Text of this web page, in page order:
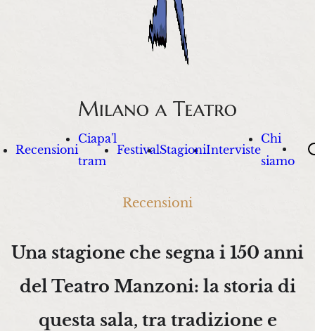
Recensioni
Ciapa'l
tram
FestivalStagioniInterviste
Chi
siamo
Una stagione che segna i 150 anni
del Teatro Manzoni: la storia di
questa sala, tra tradizione e
Recensioni